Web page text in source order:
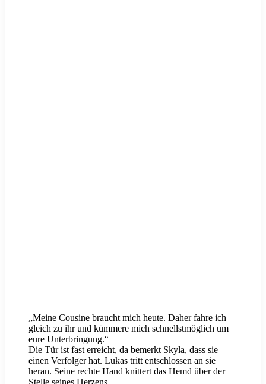
„Meine Cousine braucht mich heute. Daher fahre ich
gleich zu ihr und kümmere mich schnellstmöglich um
eure Unterbringung.“
Die Tür ist fast erreicht, da bemerkt Skyla, dass sie
einen Verfolger hat. Lukas tritt entschlossen an sie
heran. Seine rechte Hand knittert das Hemd über der